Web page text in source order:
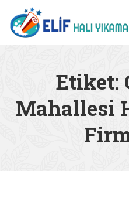
Etiket:
Mahallesi